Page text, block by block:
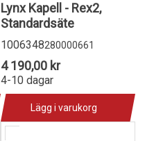
Lynx Kapell - Rex2,
Standardsäte
1006348280000661
4 190,00 kr
4-10 dagar
Lägg i varukorg